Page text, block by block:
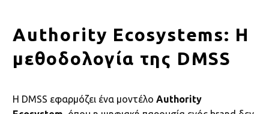
Authority Ecosystems: Η
μεθοδολογία της DMSS
Η DMSS εφαρμόζει ένα μοντέλο Authority